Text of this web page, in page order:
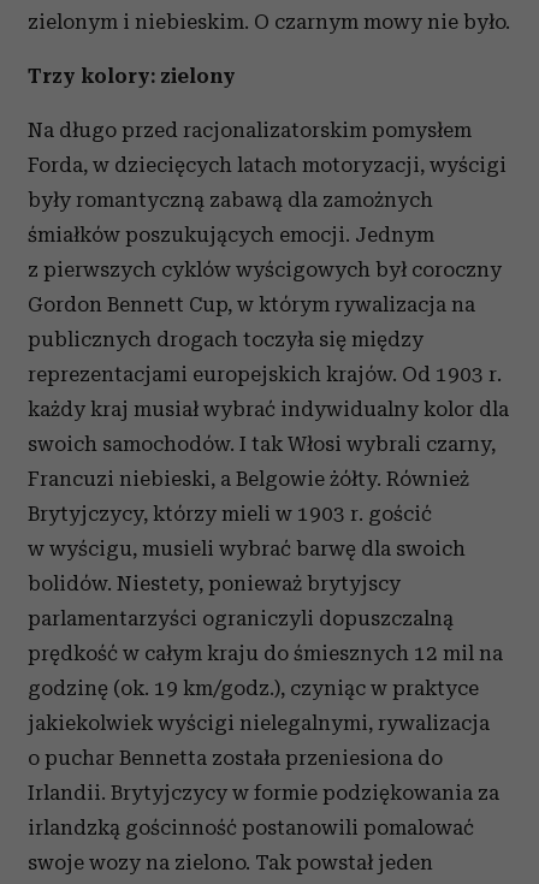
zielonym i niebieskim. O czarnym mowy nie było.
Trzy kolory: zielony
Na długo przed racjonalizatorskim pomysłem
Forda, w dziecięcych latach motoryzacji, wyścigi
były romantyczną zabawą dla zamożnych
śmiałków poszukujących emocji. Jednym
z pierwszych cyklów wyścigowych był coroczny
Gordon Bennett Cup, w którym rywalizacja na
publicznych drogach toczyła się między
reprezentacjami europejskich krajów. Od 1903 r.
każdy kraj musiał wybrać indywidualny kolor dla
swoich samochodów. I tak Włosi wybrali czarny,
Francuzi niebieski, a Belgowie żółty. Również
Brytyjczycy, którzy mieli w 1903 r. gościć
w wyścigu, musieli wybrać barwę dla swoich
bolidów. Niestety, ponieważ brytyjscy
parlamentarzyści ograniczyli dopuszczalną
prędkość w całym kraju do śmiesznych 12 mil na
godzinę (ok. 19 km/godz.), czyniąc w praktyce
jakiekolwiek wyścigi nielegalnymi, rywalizacja
o puchar Bennetta została przeniesiona do
Irlandii. Brytyjczycy w formie podziękowania za
irlandzką gościnność postanowili pomalować
swoje wozy na zielono. Tak powstał jeden